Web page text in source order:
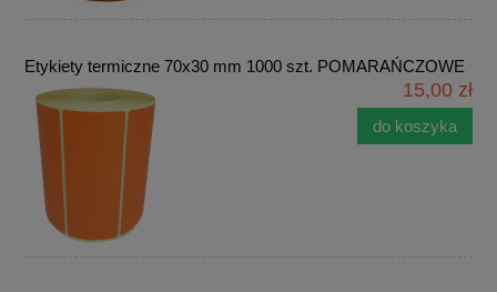
Etykiety termiczne 70x30 mm 1000 szt. POMARAŃCZOWE
15,00 zł
do koszyka